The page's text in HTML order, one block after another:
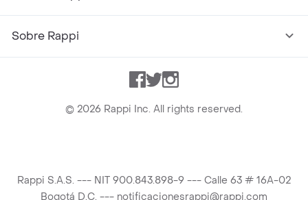
Sobre Rappi
Facebook
TwitterInstagram
© 2026 Rappi Inc. All rights reserved.
Rappi S.A.S. --- NIT 900.843.898-9 --- Calle 63 # 16A-02
Bogotá D.C. --- notificacionesrappi@rappi.com